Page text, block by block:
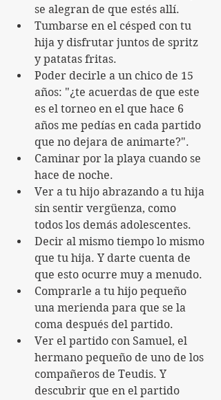
se alegran de que estés allí.
Tumbarse en el césped con tu
hija y disfrutar juntos de spritz
y patatas fritas.
Poder decirle a un chico de 15
años: "¿te acuerdas de que este
es el torneo en el que hace 6
años me pedías en cada partido
que no dejara de animarte?".
Caminar por la playa cuando se
hace de noche.
Ver a tu hijo abrazando a tu hija
sin sentir vergüenza, como
todos los demás adolescentes.
Decir al mismo tiempo lo mismo
que tu hija. Y darte cuenta de
que esto ocurre muy a menudo.
Comprarle a tu hijo pequeño
una merienda para que se la
coma después del partido.
Ver el partido con Samuel, el
hermano pequeño de uno de los
compañeros de Teudis. Y
descubrir que en el partido